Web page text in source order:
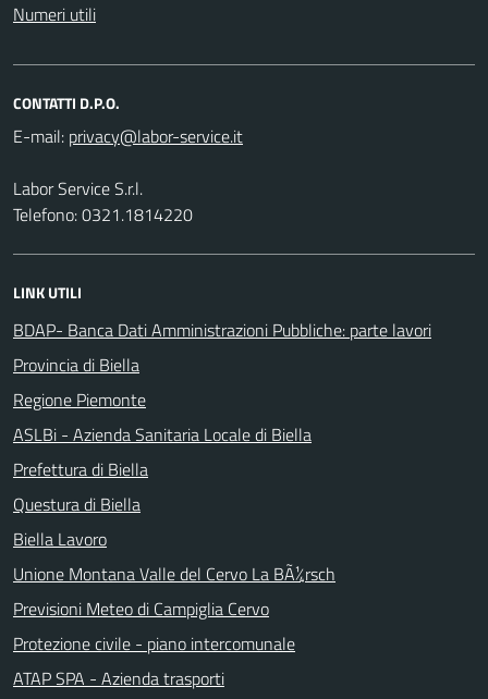
Numeri utili
CONTATTI D.P.O.
E-mail:
Labor Service S.r.l.
Telefono: 0321.1814220
LINK UTILI
BDAP- Banca Dati Amministrazioni Pubbliche: parte lavori
Provincia di Biella
Regione Piemonte
ASLBi - Azienda Sanitaria Locale di Biella
Prefettura di Biella
Questura di Biella
Biella Lavoro
Unione Montana Valle del Cervo La BÃ¼rsch
Previsioni Meteo di Campiglia Cervo
Protezione civile - piano intercomunale
ATAP SPA - Azienda trasporti